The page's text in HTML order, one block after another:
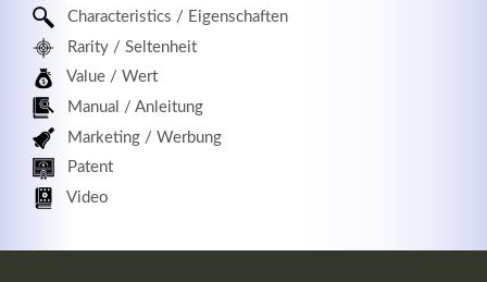
Characteristics / Eigenschaften
Rarity / Seltenheit
Value / Wert
Manual / Anleitung
Marketing / Werbung
Patent
Video